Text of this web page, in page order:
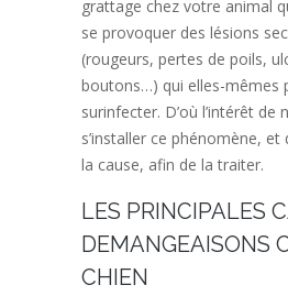
grattage chez votre animal
se provoquer des lésions
(rougeurs, pertes de poils,
boutons…) qui elles-mêmes
surinfecter. D’où l’intérêt de
s’installer ce phénomène, et
la cause, afin de la traiter.
LES PRINCIPALES
DEMANGEAISONS
CHIEN